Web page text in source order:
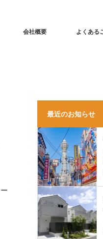
会社概要 よくある
最近のお知らせ